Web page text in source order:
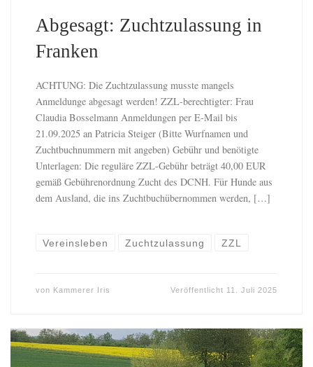
Abgesagt: Zuchtzulassung in
Franken
ACHTUNG: Die Zuchtzulassung musste mangels
Anmeldunge abgesagt werden! ZZL-berechtigter: Frau
Claudia Bosselmann Anmeldungen per E-Mail bis
21.09.2025 an Patricia Steiger (Bitte Wurfnamen und
Zuchtbuchnummern mit angeben) Gebühr und benötigte
Unterlagen: Die reguläre ZZL-Gebühr beträgt 40,00 EUR
gemäß Gebührenordnung Zucht des DCNH. Für Hunde aus
dem Ausland, die ins Zuchtbuchübernommen werden, […]
Vereinsleben Zuchtzulassung ZZL
von Kammerer Iris Veröffentlicht 11. Juli 2025